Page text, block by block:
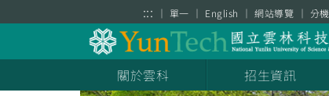
::: 單一 English 網站導覽 分機
關於雲科 招生資訊